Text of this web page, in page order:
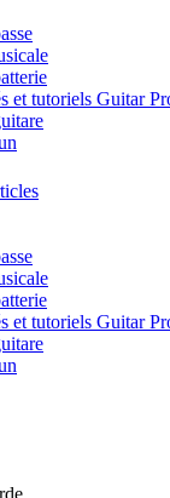
et tutoriels Guitar
et tutoriels Guitar